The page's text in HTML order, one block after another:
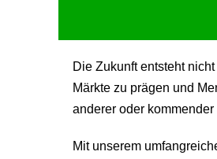
Die Zukunft entsteht
Märkte zu prägen und
anderer oder
Mit unserem